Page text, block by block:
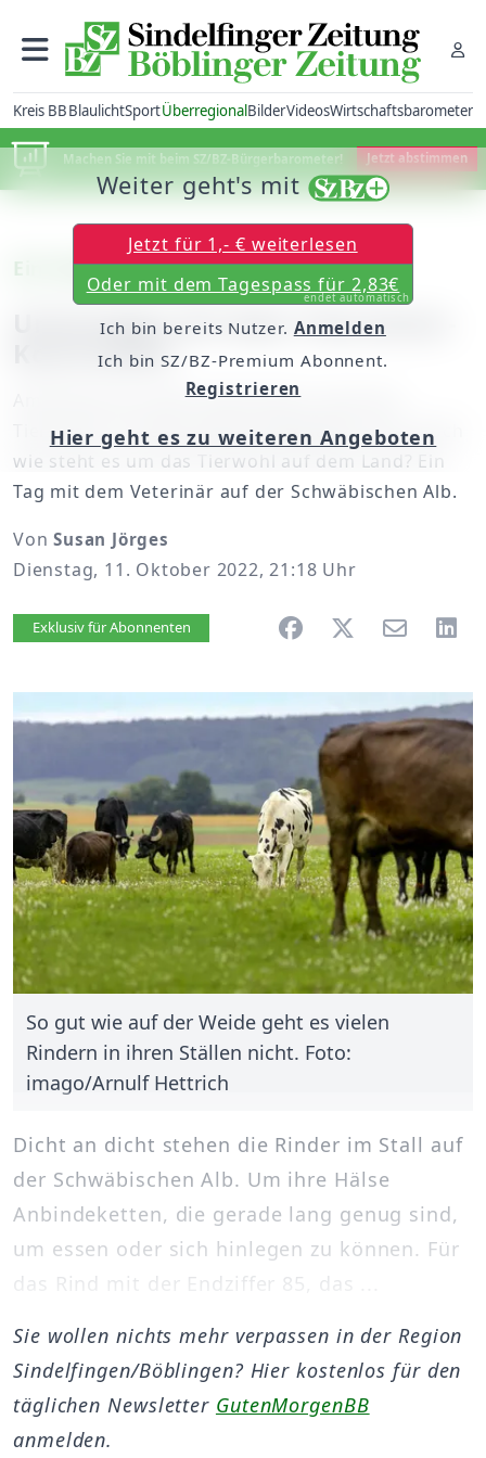
Kreis BBBlaulichtSportÜberregionalBilderVideosWirtschaftsbarometer
Machen Sie mit beim SZ/BZ-Bürgerbarometer! Jetzt abstimmen
Ein Veterinär erzählt
Unterwegs mit dem Tierschutz-
Kontrolleur
Amtstierärzte sollen überwachen, dass der
Tierschutz in Deutschland eingehalten wird. Doch
wie steht es um das Tierwohl auf dem Land? Ein
Tag mit dem Veterinär auf der Schwäbischen Alb.
VonSusan Jörges
Dienstag, 11. Oktober 2022, 21:18 Uhr
Artikel vorlesen
Exklusiv für Abonnenten
So gut wie auf der Weide geht es vielen
Rindern in ihren Ställen nicht. Foto:
imago/Arnulf Hettrich
Dicht an dicht stehen die Rinder im Stall auf
der Schwäbischen Alb. Um ihre Hälse
Anbindeketten, die gerade lang genug sind,
um essen oder sich hinlegen zu können. Für
das Rind mit der Endziffer 85, das ...
Weiter geht's mit
Jetzt für 1,- € weiterlesen
Oder mit dem Tagespass für 2,83€
endet automatisch
Ich bin bereits Nutzer. Anmelden
Ich bin SZ/BZ-Premium Abonnent.
Registrieren
Hier geht es zu weiteren Angeboten
Sie wollen nichts mehr verpassen in der Region
Sindelfingen/Böblingen? Hier kostenlos für den
täglichen Newsletter GutenMorgenBB
anmelden.